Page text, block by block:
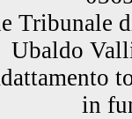
Tribunale
Ubaldo
in